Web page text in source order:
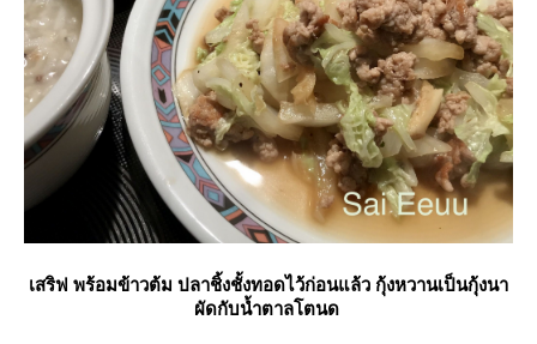
เสริฟ พร้อมข้าวต้ม ปลาชิ้งชั้งทอดไว้ก่อนแล้ว กุ้งหวานเป็นกุ้งนา
ผัดกับน้ำตาลโตนด